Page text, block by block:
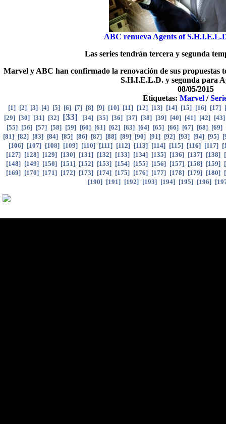
ABC renueva Agents of
Las series tendrán tercera y segunda
Marvel y ABC han confirmado la renovación de sus propuestas
S.H.I.E.L.D. y segunda para
08/05/2015
Etiquetas:Marvel /
[1] [2] [3] [4] [5] [6] [7] [8] [9] [10] [11] [12] [13] [14] [15] [16] [17] [
[29] [30] [31] [32] [33] [34] [35] [36] [37] [38] [39] [40] [41] [42] [43]
[55] [56] [57] [58] [59] [60] [61] [62] [63] [64] [65] [66] [67] [68] [69]
[81] [82] [83] [84] [85] [86] [87] [88] [89] [90] [91] [92] [93] [94] [95] [
[106] [107] [108] [109] [110] [111] [112] [113] [114] [115] [116] [117] [
[127] [128] [129] [130] [131] [132] [133] [134] [135] [136] [137] [138] [
[148] [149] [150] [151] [152] [153] [154] [155] [156] [157] [158] [159] [
[169] [170] [171] [172] [173] [174] [175] [176] [177] [178] [179] [180] [
[190] [191] [192] [193] [194] [195] [196] [